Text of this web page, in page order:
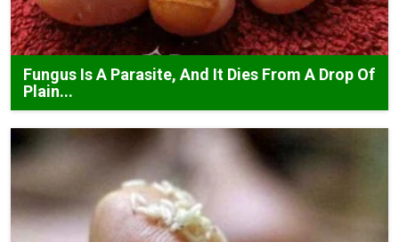
Fungus Is A Parasite, And It Dies From A Drop Of
Plain...